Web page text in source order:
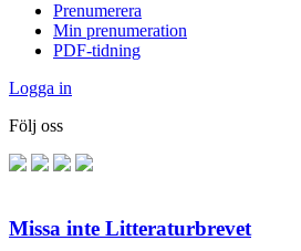
Prenumerera
Min prenumeration
PDF-tidning
Logga in
Följ oss
Missa inte Litteraturbrevet